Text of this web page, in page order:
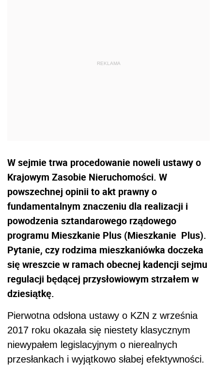
W sejmie trwa procedowanie noweli ustawy o
Krajowym Zasobie Nieruchomości. W
powszechnej opinii to akt prawny o
fundamentalnym znaczeniu dla realizacji i
powodzenia sztandarowego rządowego
programu Mieszkanie Plus (Mieszkanie Plus).
Pytanie, czy rodzima mieszkaniówka doczeka
się wreszcie w ramach obecnej kadencji sejmu
regulacji będącej przysłowiowym strzałem w
dziesiątkę.
Pierwotna odsłona ustawy o KZN z września
2017 roku okazała się niestety klasycznym
niewypałem legislacyjnym o nierealnych
przesłankach i wyjątkowo słabej efektywności.